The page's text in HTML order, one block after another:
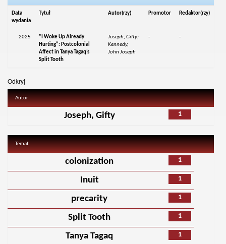
Data
wydania
Tytuł Autor(rzy) Promotor Redaktor(rzy)
2025
“I Woke Up Already
Hurting”: Postcolonial
Affect in Tanya Tagaq’s
Split Tooth
Joseph, Gifty;
Kennedy,
John Joseph
- -
Odkryj
Autor
1
Joseph, Gifty
Temat
1
colonization
1
Inuit
1
precarity
1
Split Tooth
1
Tanya Tagaq